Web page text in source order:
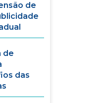
de
de
das